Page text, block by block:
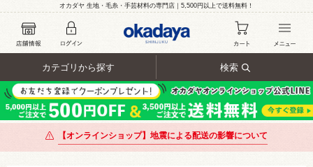
オカダヤ 生地・毛糸・手芸材料の専門店｜5,500円以上で送料無料！
カテゴリから探す 検索
【オンラインショップ】地震による配送の影響について